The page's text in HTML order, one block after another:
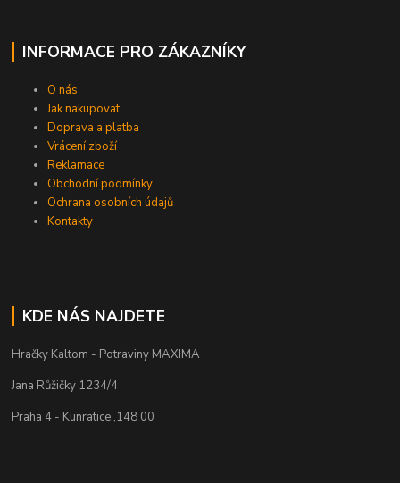
INFORMACE PRO ZÁKAZNÍKY
O nás
Jak nakupovat
Doprava a platba
Vrácení zboží
Reklamace
Obchodní podmínky
Ochrana osobních údajů
Kontakty
KDE NÁS NAJDETE
Hračky Kaltom - Potraviny MAXIMA
Jana Růžičky 1234/4
Praha 4 - Kunratice ,148 00